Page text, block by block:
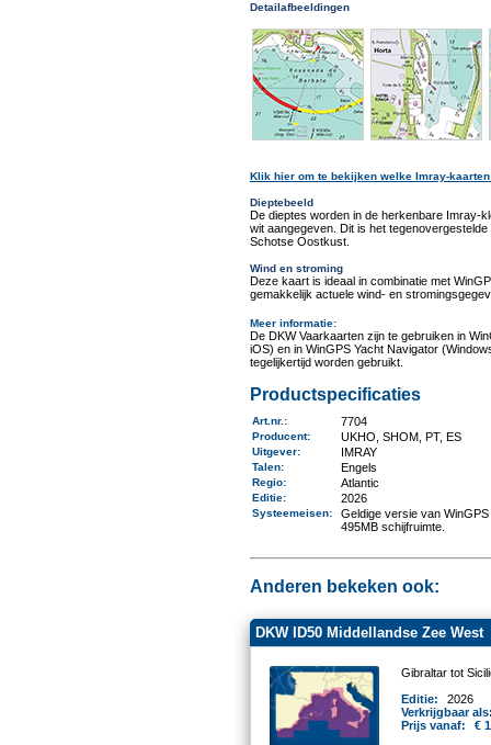
Detailafbeeldingen
Klik hier om te bekijken welke Imray-
Dieptebeeld
De dieptes worden in de herkenbare Imray-
wit aangegeven. Dit is het
Schotse Oostkust.
Wind en stroming
Deze kaart is ideaal in combinatie met
gemakkelijk actuele wind- en
Meer informatie:
De DKW Vaarkaarten zijn te gebruiken in
iOS) en in WinGPS Yacht Navigator
tegelijkertijd worden gebruikt.
Productspecificaties
Art.nr. : 7704
Producent: UKHO, SHOM, PT, ES
Uitgever: IMRAY
Talen: Engels
Regio: Atlantic
Editie: 2026
Systeemeisen:
Geldige versie van
495MB schijfruimte.
Anderen bekeken ook:
DKW ID50 Middellandse Zee West
Gibraltar tot
Editie:
2026
Verkrijgbaar
Prijs vanaf:
€